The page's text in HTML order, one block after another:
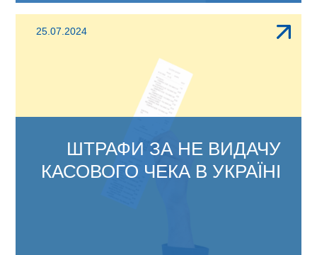
ЗМІНИ В АБ ОФІС 4.1: Відповідно до
25.07.2024
ШТРАФИ ЗА НЕ ВИДАЧУ
КАСОВОГО ЧЕКА В УКРАЇНІ